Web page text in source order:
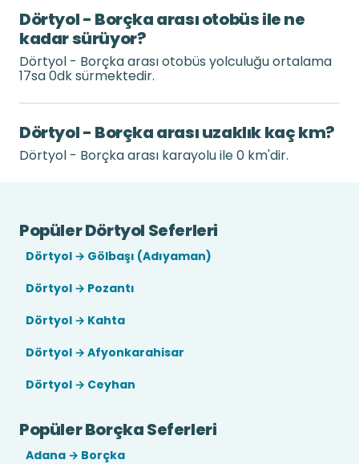
Dörtyol - Borçka arası otobüs ile ne
kadar sürüyor?
Dörtyol - Borçka arası otobüs yolculuğu ortalama
17sa 0dk sürmektedir.
Dörtyol - Borçka arası uzaklık kaç km?
Dörtyol - Borçka arası karayolu ile 0 km'dir.
Popüler Dörtyol Seferleri
Dörtyol → Gölbaşı (Adıyaman)
Dörtyol → Pozantı
Dörtyol → Kahta
Dörtyol → Afyonkarahisar
Dörtyol → Ceyhan
Popüler Borçka Seferleri
Adana → Borçka